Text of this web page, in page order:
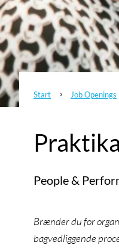
Start 5 Job Openings
People &
Brænder du for
bagvedliggende